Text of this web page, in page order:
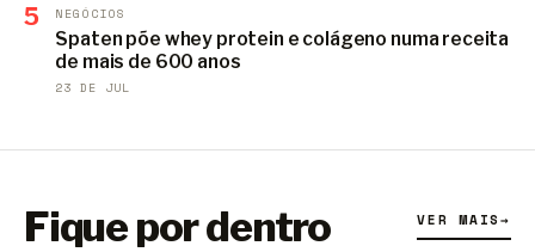
5 NEGÓCIOS
Spaten põe whey protein e colágeno numa receita
de mais de 600 anos
23 DE JUL
Fique por dentro VER MAIS→